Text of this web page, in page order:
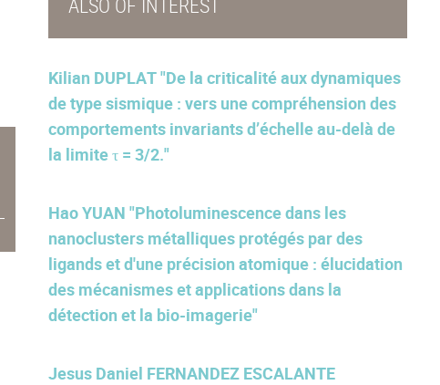
Kilian DUPLAT "De la criticalité aux dynamiques
de type sismique : vers une compréhension des
comportements invariants d’échelle au-delà de
la limite τ = 3/2."
Hao YUAN "Photoluminescence dans les
nanoclusters métalliques protégés par des
ligands et d'une précision atomique : élucidation
des mécanismes et applications dans la
détection et la bio-imagerie"
Jesus Daniel FERNANDEZ ESCALANTE